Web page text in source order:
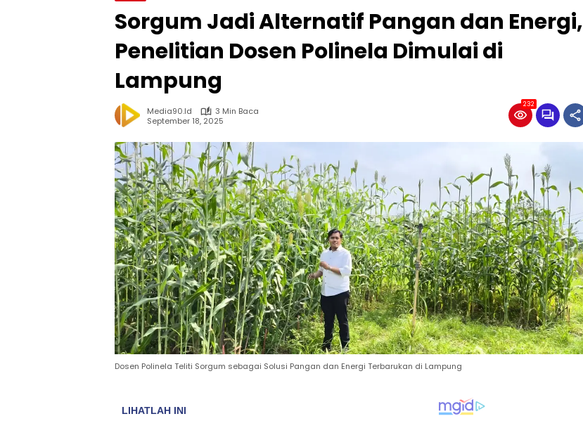
Sorgum Jadi Alternatif Pangan dan Energi,
Penelitian Dosen Polinela Dimulai di
Lampung
Media90.id
3 Min Baca
September 18, 2025
232
Dosen Polinela Teliti Sorgum sebagai Solusi Pangan dan Energi Terbarukan di Lampung